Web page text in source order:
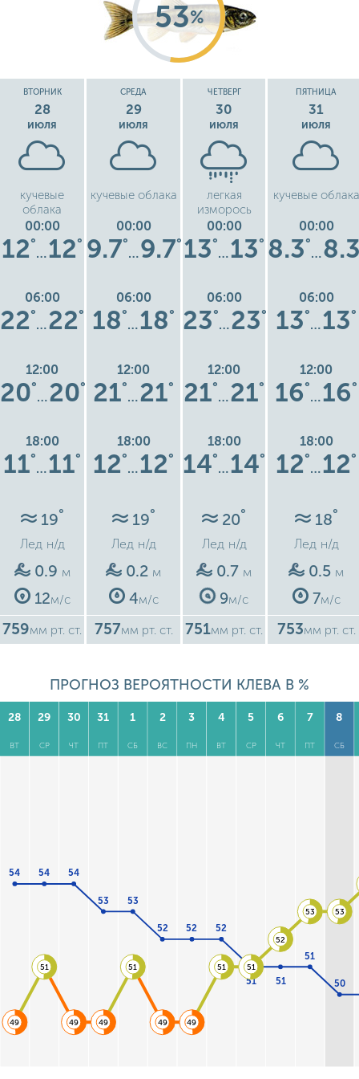
53%
ВТОРНИК
28
июля
кучевые
облака
00:00
12°
…12°
06:00
22°
…22°
12:00
20°
…20°
18:00
11°
…11°
19°
Лед н/д
0.9 м
12м/с
759мм рт. ст.
СРЕДА
29
июля
кучевые облака
00:00
9.7°
…9.7°
06:00
18°
…18°
12:00
21°
…21°
18:00
12°
…12°
19°
Лед н/д
0.2 м
4м/с
757мм рт. ст.
ЧЕТВЕРГ
30
июля
легкая
изморось
00:00
13°
…13°
06:00
23°
…23°
12:00
21°
…21°
18:00
14°
…14°
20°
Лед н/д
0.7 м
9м/с
751мм рт. ст.
ПЯТНИЦА
31
июля
кучевые облака
00:00
8.3°
…
06:00
13°
…13°
12:00
16°
…16°
18:00
12°
…12°
18°
Лед н/д
0.5 м
7м/с
753мм рт. ст.
ПРОГНОЗ ВЕРОЯТНОСТИ КЛЕВА В %
28
ВТ
29
СР
30
ЧТ
31
ПТ
1
СБ
2
ВС
3
ПН
4
ВТ
5
СР
6
ЧТ
7
ПТ
8
СБ
54 54 54
53 53
52 52 52
51 51
51
50
49
51
49 49
51
49 49
51 51
52
53 53